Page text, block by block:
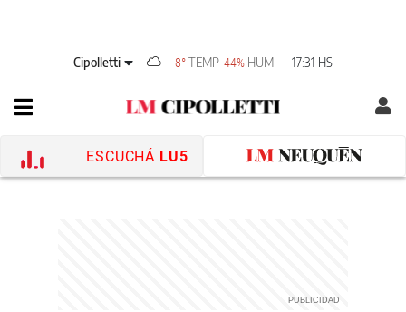
Cipolletti 8°TEMP 44% HUM 17:31 HS
ESCUCHÁ LU5